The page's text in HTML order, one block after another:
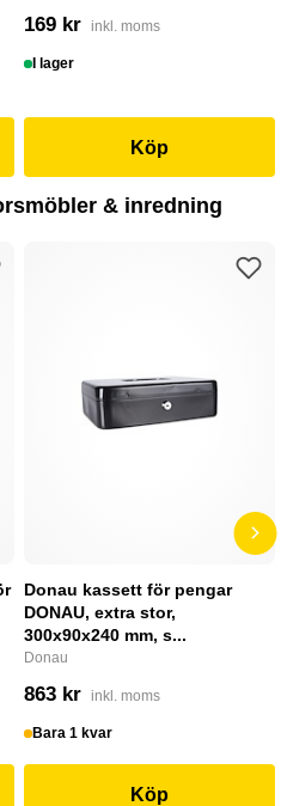
169 kr inkl. moms
I lager
Köp
& inredning
Donau kassett för pengar
DONAU, extra stor,
300x90x240 mm, s...
Donau
863 kr inkl. moms
Bara 1 kvar
Köp